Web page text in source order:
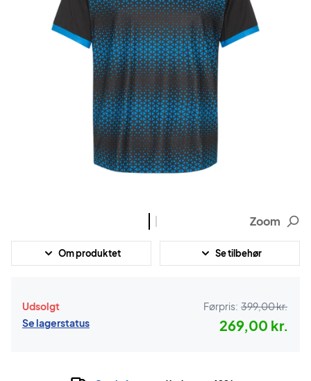
Zoom
Om produktet Se tilbehør
Udsolgt
Se lagerstatus
Førpris: 399,00 kr.
269,00 kr.